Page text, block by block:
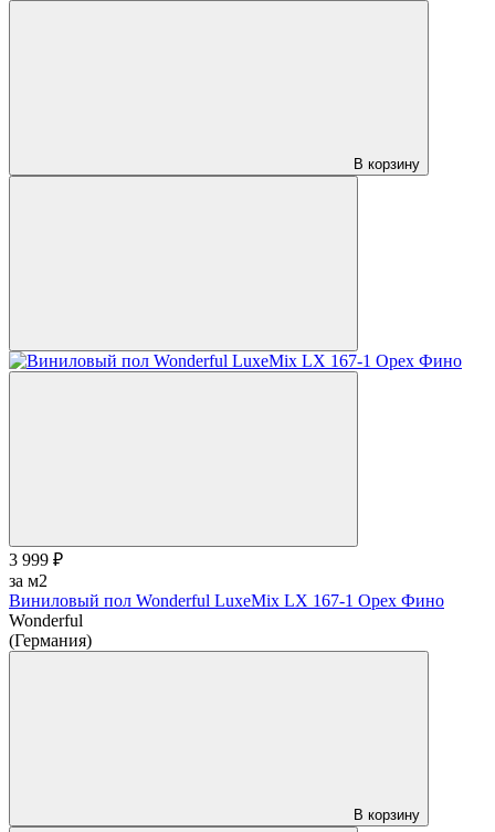
В корзину
3 999 ₽
за м2
Виниловый пол Wonderful LuxeMix LX 167-1 Орех Фино
Wonderful
(Германия)
В корзину